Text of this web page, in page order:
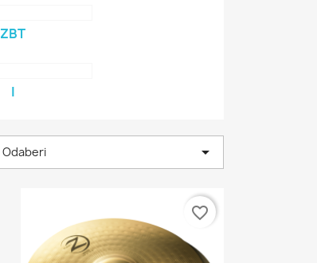
ZBT
I
Odaberi 
favorite_border